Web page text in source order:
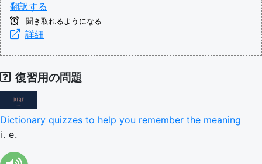
翻訳する
聞き取れるようになる
詳細
復習用の問題
Dictionary quizzes to help you remember the meaning
i. e.